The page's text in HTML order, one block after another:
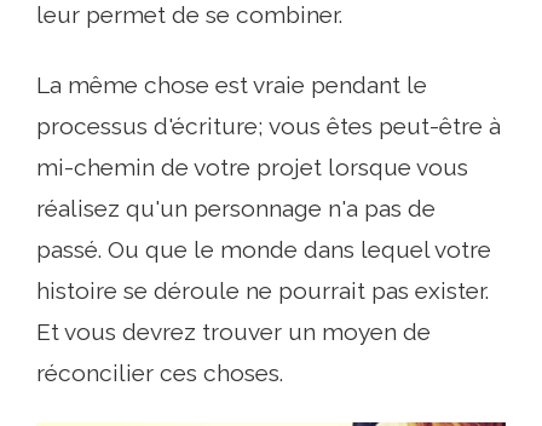
leur permet de se combiner.
La même chose est vraie pendant le
processus d'écriture; vous êtes peut-être à
mi-chemin de votre projet lorsque vous
réalisez qu'un personnage n'a pas de
passé. Ou que le monde dans lequel votre
histoire se déroule ne pourrait pas exister.
Et vous devrez trouver un moyen de
réconcilier ces choses.